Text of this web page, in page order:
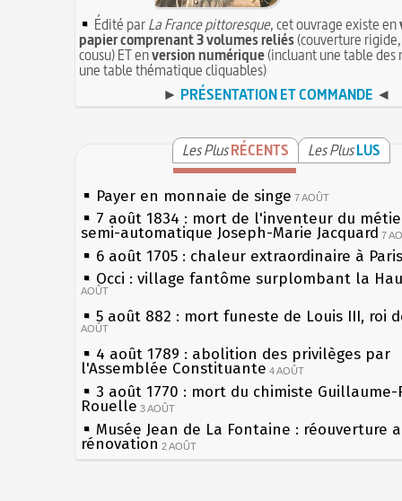
Édité parLa France pittoresque, cet ouvrage existe en
papier comprenant 3 volumes reliés(couverture
cousu) ET enversion numérique(incluant une table des
une table thématique cliquables)
► PRÉSENTATION ET COMMANDE ◄
Les PlusRÉCENTS Les PlusLUS
Payer en monnaie de singe 7 AOÛT
7 août 1834 : mort de l'inventeur du
semi-automatique Joseph-Marie Jacquard 7
6 août 1705 : chaleur extraordinaire à Paris
Occi : village fantôme surplombant la
AOÛT
5 août 882 : mort funeste de Louis III, roi
AOÛT
4 août 1789 : abolition des privilèges par
l'Assemblée Constituante 4 AOÛT
3 août 1770 : mort du chimiste Guillaume-
Rouelle 3 AOÛT
Musée Jean de La Fontaine : réouverture
rénovation 2 AOÛT
2 août 1802 : Bonaparte est nommé